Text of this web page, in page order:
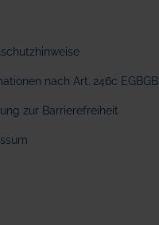
nach Art. 246c EGBGB
zur Barrierefreiheit